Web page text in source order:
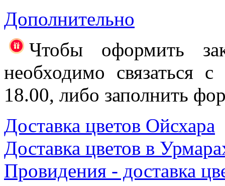
Дополнительно
Чтобы оформить
необходимо
18.00, либо заполнить
Доставка цветов Ойсхара
Доставка цветов в
Провидения - доставка